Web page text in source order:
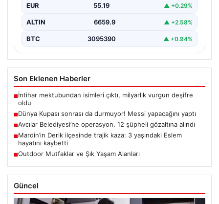
EUR 55.19 ▲ +0.29%
ALTIN 6659.9 ▲ +2.58%
BTC 3095390 ▲ +0.94%
Son Eklenen Haberler
■İntihar mektubundan isimleri çıktı, milyarlık vurgun deşifre
oldu
■Dünya Kupası sonrası da durmuyor! Messi yapacağını yaptı
■Avcılar Belediyesi’ne operasyon. 12 şüpheli gözaltına alındı
■Mardin’in Derik ilçesinde trajik kaza: 3 yaşındaki Eslem
hayatını kaybetti
■Outdoor Mutfaklar ve Şık Yaşam Alanları
Güncel